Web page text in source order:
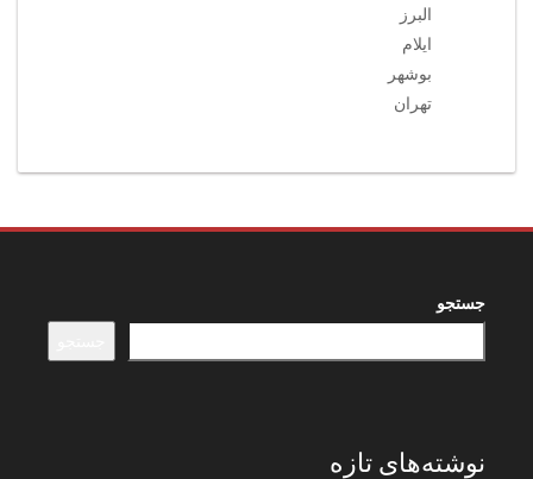
البرز
ایلام
بوشهر
تهران
جستجو
نوشته‌های تازه